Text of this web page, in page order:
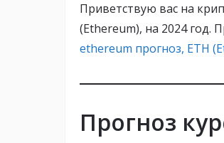
Приветствую вас на
(Ethereum), на 2024 год.
ethereum прогноз, ETH
Прогноз